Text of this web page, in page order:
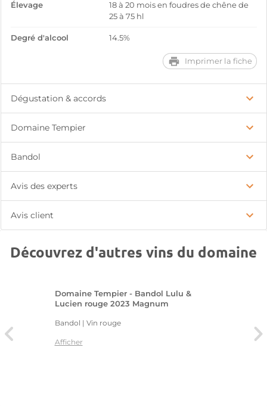
Élevage
18 à 20 mois en foudres de chêne de
25 à 75 hl
Degré d'alcool 14.5%
Imprimer la fiche
Dégustation & accords
Domaine Tempier
Bandol
Avis des experts
Avis client
Découvrez d'autres vins du domaine
Domaine Tempier - Bandol Lulu &
Lucien rouge 2023 Magnum
Bandol | Vin rouge
Afficher